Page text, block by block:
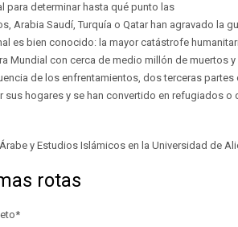
para determinar hasta qué punto las
Arabia Saudí, Turquía o Qatar han agravado la
es bien conocido: la mayor catástrofe
Mundial con cerca de medio millón de muertos
de los enfrentamientos, dos terceras partes
sus hogares y se han convertido en refugiados o
y Estudios Islámicos en la Universidad de
rotas